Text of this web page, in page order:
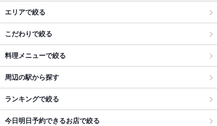
エリアで絞る
こだわりで絞る
料理メニューで絞る
周辺の駅から探す
ランキングで絞る
今日明日予約できるお店で絞る